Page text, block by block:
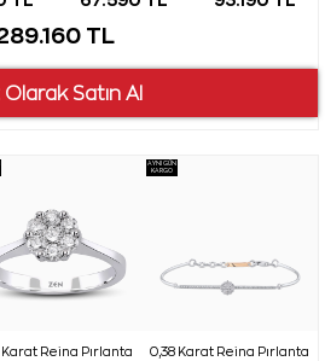
TL
Karat Reina Pırlanta
AYNI GÜN
KARGO
0,38 Karat Reina Pırlanta